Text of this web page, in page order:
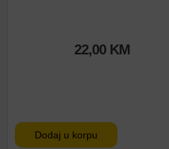
22,00 KM
Dodaj u korpu